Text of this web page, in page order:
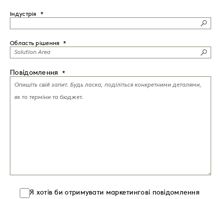
Індустрія
Область рішення
Повідомлення
Я хотів би отримувати маркетингові повідомлення